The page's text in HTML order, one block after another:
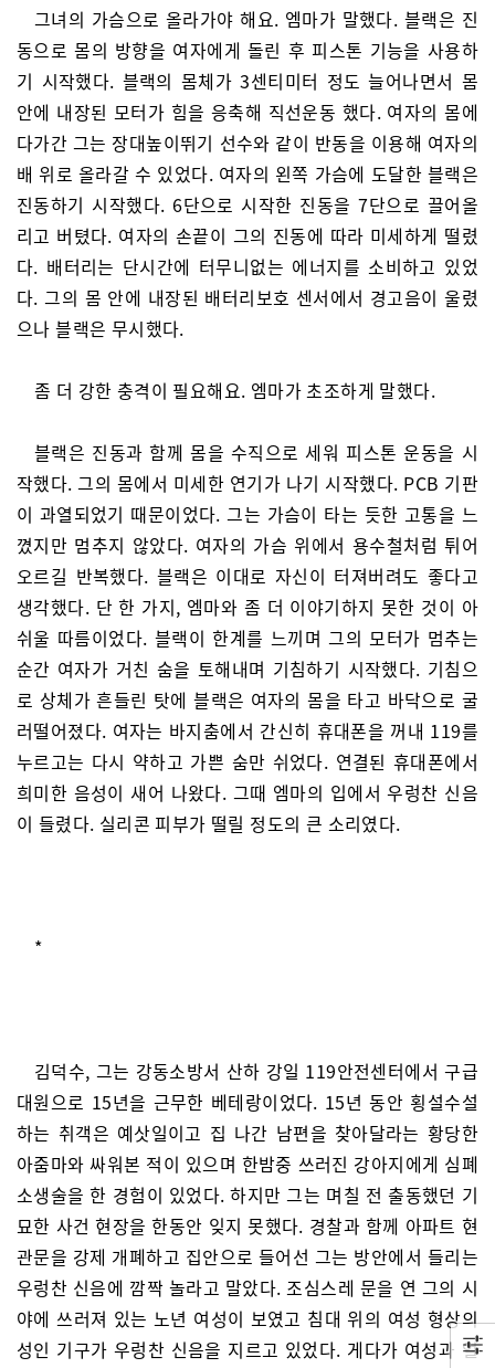
그녀의 가슴으로 올라가야 해요. 엠마가 말했다. 블랙은 진
동으로 몸의 방향을 여자에게 돌린 후 피스톤 기능을 사용하
기 시작했다. 블랙의 몸체가 3센티미터 정도 늘어나면서 몸
안에 내장된 모터가 힘을 응축해 직선운동 했다. 여자의 몸에
다가간 그는 장대높이뛰기 선수와 같이 반동을 이용해 여자의
배 위로 올라갈 수 있었다. 여자의 왼쪽 가슴에 도달한 블랙은
진동하기 시작했다. 6단으로 시작한 진동을 7단으로 끌어올
리고 버텼다. 여자의 손끝이 그의 진동에 따라 미세하게 떨렸
다. 배터리는 단시간에 터무니없는 에너지를 소비하고 있었
다. 그의 몸 안에 내장된 배터리보호 센서에서 경고음이 울렸
으나 블랙은 무시했다.
좀 더 강한 충격이 필요해요. 엠마가 초조하게 말했다.
블랙은 진동과 함께 몸을 수직으로 세워 피스톤 운동을 시
작했다. 그의 몸에서 미세한 연기가 나기 시작했다. PCB 기판
이 과열되었기 때문이었다. 그는 가슴이 타는 듯한 고통을 느
꼈지만 멈추지 않았다. 여자의 가슴 위에서 용수철처럼 튀어
오르길 반복했다. 블랙은 이대로 자신이 터져버려도 좋다고
생각했다. 단 한 가지, 엠마와 좀 더 이야기하지 못한 것이 아
쉬울 따름이었다. 블랙이 한계를 느끼며 그의 모터가 멈추는
순간 여자가 거친 숨을 토해내며 기침하기 시작했다. 기침으
로 상체가 흔들린 탓에 블랙은 여자의 몸을 타고 바닥으로 굴
러떨어졌다. 여자는 바지춤에서 간신히 휴대폰을 꺼내 119를
누르고는 다시 약하고 가쁜 숨만 쉬었다. 연결된 휴대폰에서
희미한 음성이 새어 나왔다. 그때 엠마의 입에서 우렁찬 신음
이 들렸다. 실리콘 피부가 떨릴 정도의 큰 소리였다.
*
김덕수, 그는 강동소방서 산하 강일 119안전센터에서 구급
대원으로 15년을 근무한 베테랑이었다. 15년 동안 횡설수설
하는 취객은 예삿일이고 집 나간 남편을 찾아달라는 황당한
아줌마와 싸워본 적이 있으며 한밤중 쓰러진 강아지에게 심폐
소생술을 한 경험이 있었다. 하지만 그는 며칠 전 출동했던 기
묘한 사건 현장을 한동안 잊지 못했다. 경찰과 함께 아파트 현
관문을 강제 개폐하고 집안으로 들어선 그는 방안에서 들리는
우렁찬 신음에 깜짝 놀라고 말았다. 조심스레 문을 연 그의 시
야에 쓰러져 있는 노년 여성이 보였고 침대 위의 여성 형상의
성인 기구가 우렁찬 신음을 지르고 있었다. 게다가 여성과 얼